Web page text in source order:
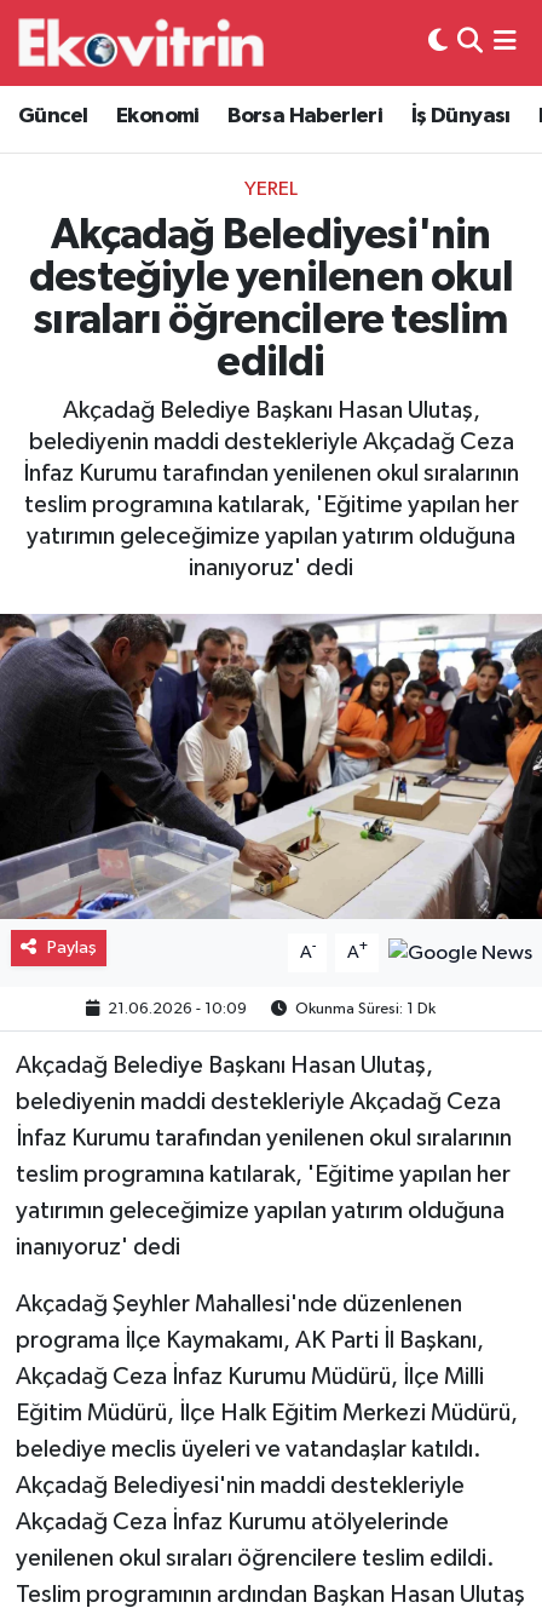
Güncel Ekonomi Borsa Haberleri İş Dünyası
YEREL
Akçadağ Belediyesi'nin
desteğiyle yenilenen okul
sıraları öğrencilere teslim
edildi
Akçadağ Belediye Başkanı Hasan Ulutaş,
belediyenin maddi destekleriyle Akçadağ Ceza
İnfaz Kurumu tarafından yenilenen okul sıralarının
teslim programına katılarak, 'Eğitime yapılan her
yatırımın geleceğimize yapılan yatırım olduğuna
inanıyoruz' dedi
Paylaş A- A+
21.06.2026 - 10:09 Okunma Süresi: 1 Dk
Akçadağ Belediye Başkanı Hasan Ulutaş,
belediyenin maddi destekleriyle Akçadağ Ceza
İnfaz Kurumu tarafından yenilenen okul sıralarının
teslim programına katılarak, 'Eğitime yapılan her
yatırımın geleceğimize yapılan yatırım olduğuna
inanıyoruz' dedi
Akçadağ Şeyhler Mahallesi'nde düzenlenen
programa İlçe Kaymakamı, AK Parti İl Başkanı,
Akçadağ Ceza İnfaz Kurumu Müdürü, İlçe Milli
Eğitim Müdürü, İlçe Halk Eğitim Merkezi Müdürü,
belediye meclis üyeleri ve vatandaşlar katıldı.
Akçadağ Belediyesi'nin maddi destekleriyle
Akçadağ Ceza İnfaz Kurumu atölyelerinde
yenilenen okul sıraları öğrencilere teslim edildi.
Teslim programının ardından Başkan Hasan Ulutaş
Güncel
Ekonomi
Borsa Haberleri
İş Dünyası
Lojistik
Otovitrin
Asayiş
Magazin
Spor
Eğitim
Hava Durumu
Trafik Durumu
Süper Lig Puan Durumu ve Fikstür
Tüm Manşetler
Son Dakika Haberleri
Haber Arşivi